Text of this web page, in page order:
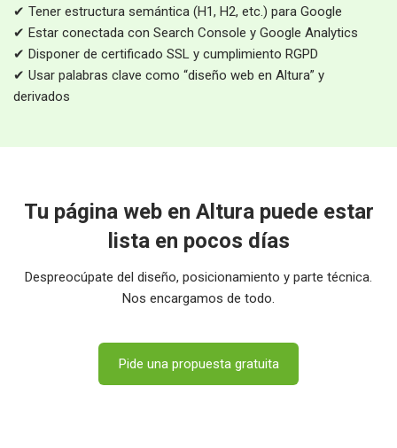
✔ Tener estructura semántica (H1, H2, etc.) para Google
✔ Estar conectada con Search Console y Google Analytics
✔ Disponer de certificado SSL y cumplimiento RGPD
✔ Usar palabras clave como “diseño web en Altura” y
derivados
Tu página web en Altura puede estar
lista en pocos días
Despreocúpate del diseño, posicionamiento y parte técnica.
Nos encargamos de todo.
Pide una propuesta gratuita